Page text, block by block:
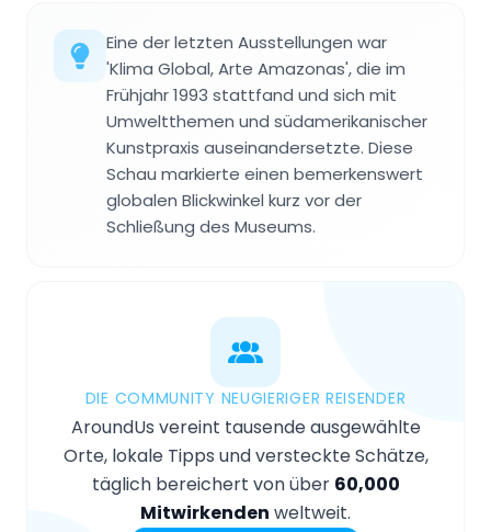
Eine der letzten Ausstellungen war
'Klima Global, Arte Amazonas', die im
Frühjahr 1993 stattfand und sich mit
Umweltthemen und südamerikanischer
Kunstpraxis auseinandersetzte. Diese
Schau markierte einen bemerkenswert
globalen Blickwinkel kurz vor der
Schließung des Museums.
DIE COMMUNITY NEUGIERIGER REISENDER
AroundUs vereint tausende ausgewählte
Orte, lokale Tipps und versteckte Schätze,
täglich bereichert von über 60,000
Mitwirkenden weltweit.